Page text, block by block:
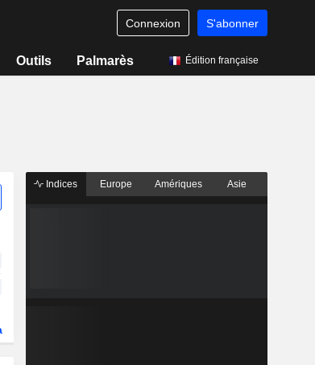
Connexion S'abonner
Outils Palmarès Édition française
Indices Europe Amériques Asie